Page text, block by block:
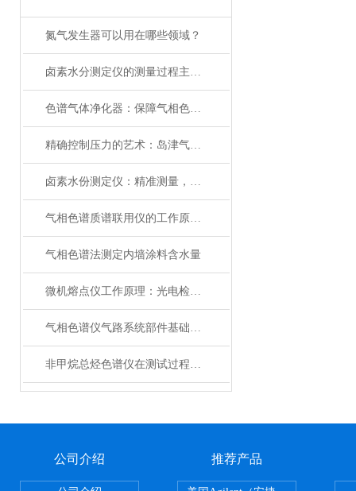
氮气发生器可以用在哪些领域？
卤素水分测定仪的测量过程主要包括哪些步骤？
色谱气体净化器：保障气相色谱分析的关键设备
精确控制压力的艺术：岛津气体减压器在现代工业中的应用与展望
卤素水份测定仪：精准测量，科技助力
气相色谱质谱联用仪的工作原理概述
气相色谱法测定内墙涂料含水量
微机熔点仪工作原理：光电检测与智能温控的融合
气相色谱仪气路系统部件基础说明（温州瑞昕）
非甲烷总烃色谱仪在测试过程的注意事项
公司介绍 推荐产品